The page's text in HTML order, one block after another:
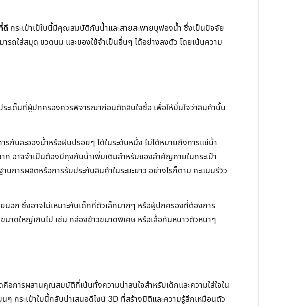
ดี กระเป๋าเป้ใบนี้มีคุณสมบัติกันน้ำและสายสะพายบุฟองน้ำ ซึ่งเป็นปัจจัย
ถใส่สมุด ขวดนม และของใช้จำเป็นอื่นๆ ได้อย่างลงตัว โดยเน้นความ
ะเด็นที่ผู้ปกครองควรพิจารณาก่อนตัดสินใจซื้อ เพื่อให้มั่นใจว่าสินค้านั้น
กันละอองน้ำหรือฝนปรอยๆ ได้ในระดับหนึ่ง ไม่ได้หมายถึงการแช่น้ำ
อาจจำเป็นต้องมีถุงกันน้ำเพิ่มเติมสำหรับของสำคัญภายในกระเป๋า
การผลิตหรือการรับประกันสินค้าในระยะยาว อย่างไรก็ตาม คะแนนรีวิว
นอก ซึ่งอาจไม่เหมาะกับเด็กที่ตัวเล็กมากๆ หรือผู้ปกครองที่ต้องการ
นาดใหญ่เกินไป เช่น กล่องข้าวขนาดพิเศษ หรือเสื้อกันหนาวตัวหนาๆ
คือการผสานคุณสมบัติที่เน้นทั้งความน่าสนใจสำหรับเด็กและความใส่ใจใน
กระเป๋าใบนี้กลับนำเสนอดีไซน์ 3D ที่สร้างมิติและความรู้สึกเหมือนตัว